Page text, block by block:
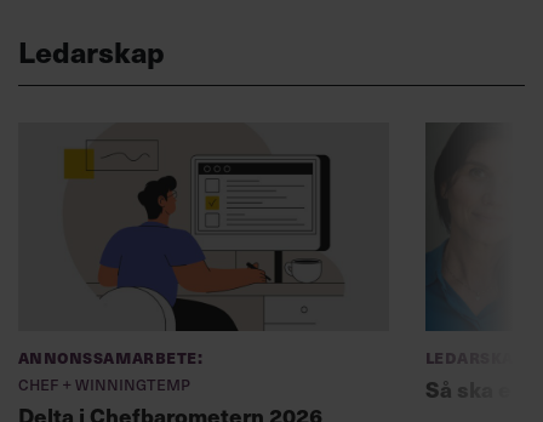
Ledarskap
Annonssamarbete:
Chef + Winningtemp
Ledarskap
Så ska en